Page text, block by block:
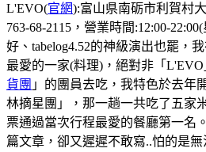
L'EVO(官網):富山県南砺市利賀村
763-68-2115，營業時間:12:00-
好、tabelog4.52的神級演出也罷，
最愛的一家(料理)，絕對非「
貨團 」的團員去吃，我特色於去年
林摘星團」，那一趟一共吃了五家
票通過當次行程最愛的餐廳第一名
篇文章，卻又遲遲不敢寫..怕的是